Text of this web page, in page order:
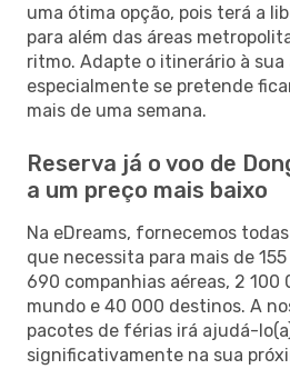
uma ótima opção, pois terá a
para além das áreas
ritmo. Adapte o itinerário à
especialmente se pretende
mais de uma semana.
Reserva já o voo de
a um preço mais baixo
Na eDreams, fornecemos
que necessita para mais de
690 companhias aéreas, 2
mundo e 40 000 destinos. A
pacotes de férias irá ajudá-
significativamente na sua